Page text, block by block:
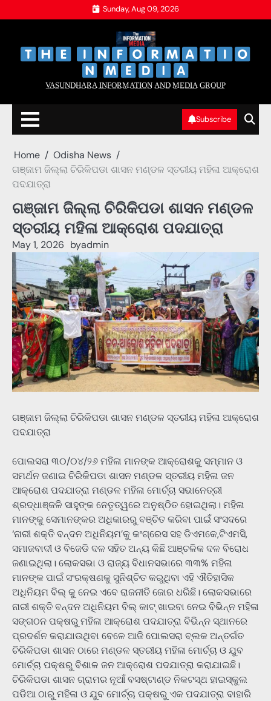
to
Sunday, Aug 09, 2026
V̲A̲S̲U̲N̲D̲H̲A̲R̲A̲ I̲N̲F̲O̲R̲M̲A̲T̲I̲O̲N̲ A̲N̲D̲ M̲E̲D̲I̲A̲ G̲R̲O̲U̲P̲
Subscribe
Home
Odisha News
ଗଞ୍ଜାମ ଜିଲ୍ଲା ଚିରିକିପଡା ଶାସନ ମଣ୍ଡଳ ସ୍ତରୀୟ ମହିଳା ଆକ୍ରୋଶ
ପଦଯାତ୍ରା
ଗଞ୍ଜାମ ଜିଲ୍ଲା ଚିରିକିପଡା ଶାସନ ମଣ୍ଡଳ
ସ୍ତରୀୟ ମହିଳା ଆକ୍ରୋଶ ପଦଯାତ୍ରା
May 1, 2026 byadmin
ଗଞ୍ଜାମ ଜିଲ୍ଲା ଚିରିକିପଡା ଶାସନ ମଣ୍ଡଳ ସ୍ତରୀୟ ମହିଳା ଆକ୍ରୋଶ
ପଦଯାତ୍ରା
ପୋଲସରା ୩୦/୦୪/୨୬ ମହିଳା ମାନଙ୍କ ଆକ୍ରୋଶକୁ ସମ୍ମାନ ଓ
ସମର୍ଥନ ଜଣାଇ ଚିରିକିପଡା ଶାସନ ମଣ୍ଡଳ ସ୍ତରୀୟ ମହିଳା ଜନ
ଆକ୍ରୋଶ ପଦଯାତ୍ରା ମଣ୍ଡଳ ମହିଳା ମୋର୍ଚ୍ଚା ସଭାନେତ୍ରୀ
ଶ୍ରଦ୍ଧାଞ୍ଜଳି ସାହୁଙ୍କ ନେତୃତ୍ୱରେ ଅନୁଷ୍ଠିତ ହୋଇଥିଲା। ମହିଳା
ମାନଙ୍କୁ ସେମାନଙ୍କର ଅଧିକାରରୁ ବଞ୍ଚିତ କରିବା ପାଇଁ ସଂସଦରେ
‘ନାରୀ ଶକ୍ତି ବନ୍ଦନ ଅଧିନିୟମ’କୁ କଂଗ୍ରେସ ସହ ଡିଏମକେ,ଟିଏମସି,
ସମାଜବାଦୀ ଓ ବିଜେଡି ଦଳ ସହିତ ଅନ୍ୟ କିଛି ଆଞ୍ଚଳିକ ଦଳ ବିରୋଧ
ଜଣାଇଥିଲା। ଲୋକସଭା ଓ ରାଜ୍ୟ ବିଧାନସଭାରେ ୩୩% ମହିଳା
ମାନଙ୍କ ପାଇଁ ସଂରକ୍ଷଣକୁ ସୁନିଶ୍ଚିତ କରୁଥିବା ଏହି ଐତିହାସିକ
ଅଧିନିୟମ ବିଲ୍ କୁ ନେଇ ଏବେ ରାଜନୀତି ଜୋର ଧରିଛି। ଲୋକସଭାରେ
ନାରୀ ଶକ୍ତି ବନ୍ଦନ ଅଧିନିୟମ ବିଲ୍ କାଟ୍ ଖାଇବା ନେଇ ବିଭିନ୍ନ ମହିଳା
ସଙ୍ଗଠନ ପକ୍ଷରୁ ମହିଳା ଆକ୍ରୋଶ ପଦଯାତ୍ରା ବିଭିନ୍ନ ସ୍ଥାନରେ
ପ୍ରଦର୍ଶନ କରାଯାଉଥିବା ବେଳେ ଆଜି ପୋଲସରା ବ୍ଲକ ଅନ୍ତର୍ଗତ
ଚିରିକିପଡା ଶାସନ ଠାରେ ମଣ୍ଡଳ ସ୍ତରୀୟ ମହିଳା ମୋର୍ଚ୍ଚା ଓ ଯୁବ
ମୋର୍ଚ୍ଚା ପକ୍ଷରୁ ବିଶାଳ ଜନ ଆକ୍ରୋଶ ପଦଯାତ୍ରା କରାଯାଇଛି।
ଚିରିକିପଡା ଶାସନ ଗ୍ରାମର ନୂଆଁ ବସଷ୍ଟାଣ୍ଡ ନିକଟସ୍ଥ ହାଇସ୍କୁଲ
ପଡିଆ ଠାରୁ ମହିଳା ଓ ଯୁବ ମୋର୍ଚ୍ଚା ପକ୍ଷରୁ ଏକ ପଦଯାତ୍ରା ବାହାରି